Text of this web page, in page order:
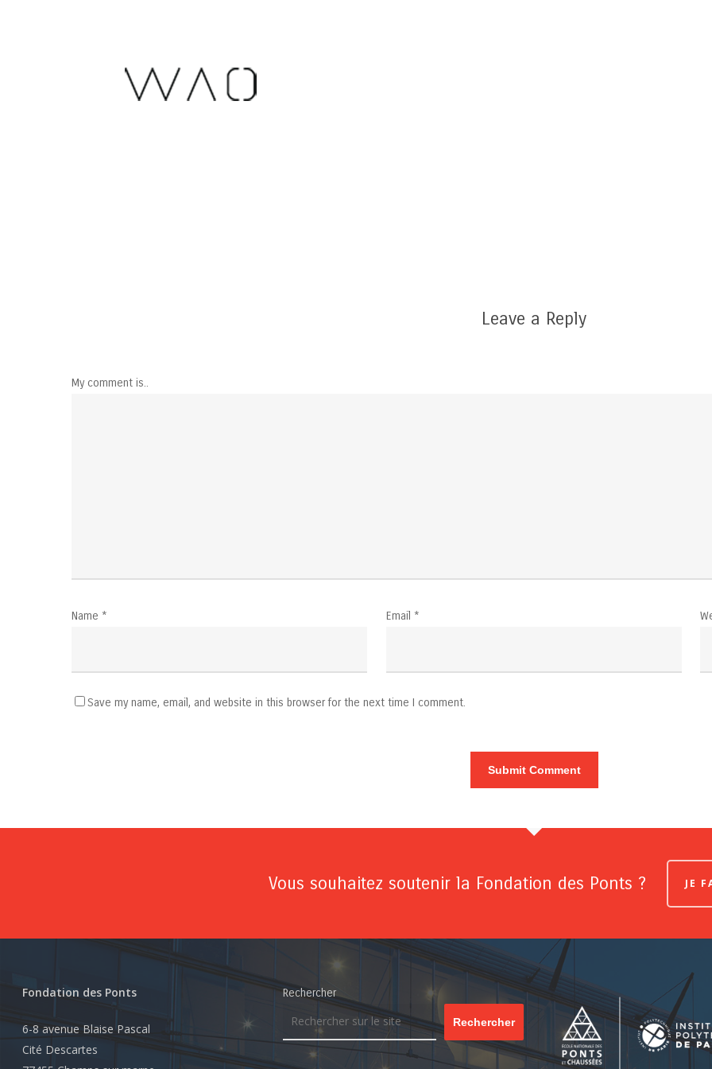
Leave a Reply
My comment is..
Name * Email *
Save my name, email, and website in this browser for the next time I comment.
Vous souhaitez soutenir la Fondation des Ponts ? JE
Fondation des Ponts
6-8 avenue Blaise Pascal
Cité Descartes
Rechercher
Rechercher